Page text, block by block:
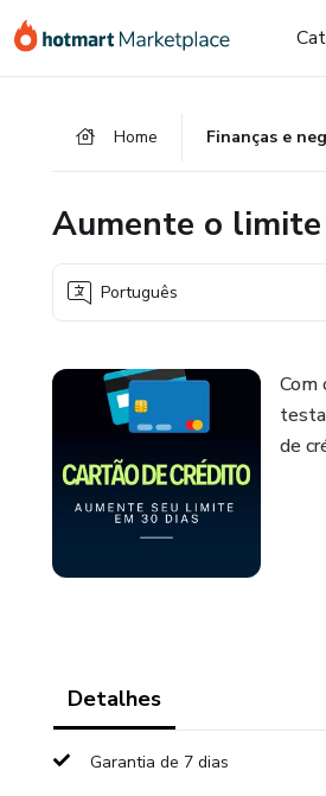
para
para
para
Home Finanças e
Aumente o
Português
Com
de
Detalhes
Garantia de 7 dias